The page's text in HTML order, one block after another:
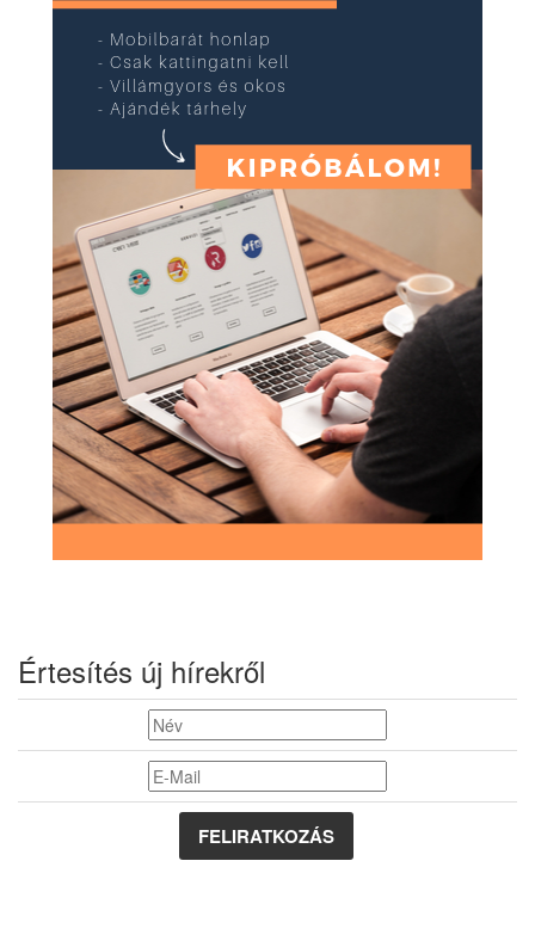
Értesítés új hírekről
FELIRATKOZÁS